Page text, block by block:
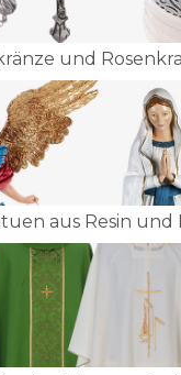
und
aus Resin und